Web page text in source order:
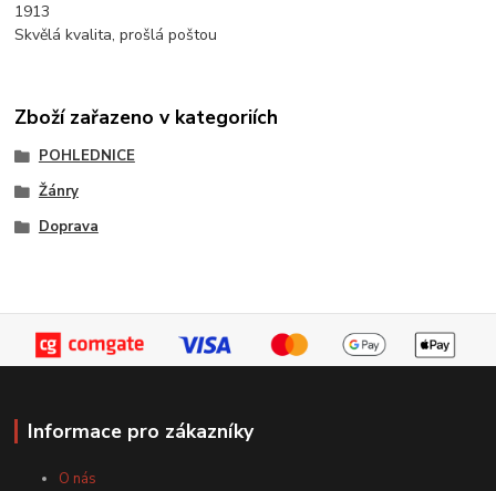
1913
Skvělá kvalita, prošlá poštou
Zboží zařazeno v kategoriích
POHLEDNICE
Žánry
Doprava
Informace pro zákazníky
O nás